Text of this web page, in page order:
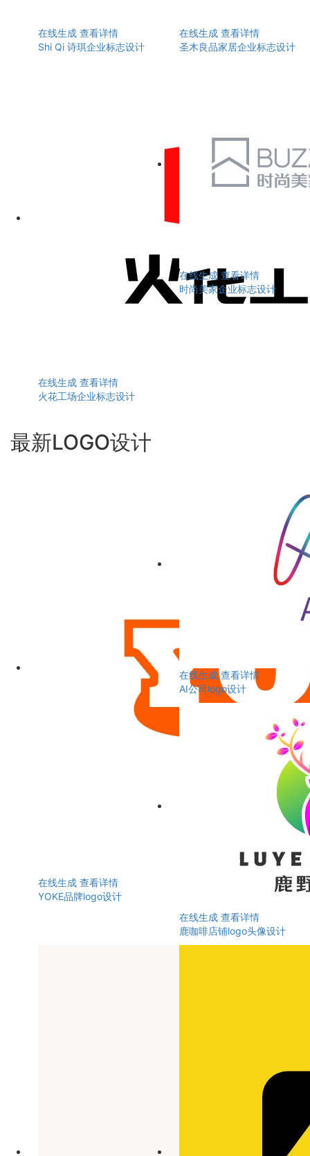
在线生成 查看详情
Shi Qi 诗琪企业标志设计
在线生成 查看详情
圣木良品家居企业标志设计
在线生成 查看详情
火花工场企业标志设计
在线生成 查看详情
时尚美家企业标志设计
最新LOGO设计
在线生成 查看详情
YOKE品牌logo设计
在线生成 查看详情
AI公司logo设计
在线生成 查看详情
鹿咖啡店铺logo头像设计